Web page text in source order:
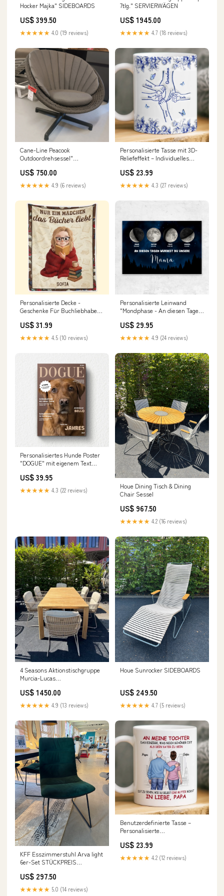
Hocker Majka" SIDEBOARDS
US$ 399.50
★★★★★ 4.0 (19 reviews)
7tlg." SERVIERWÄGEN
US$ 1945.00
★★★★★ 4.7 (18 reviews)
Cane-Line Peacook
Outdoordrehsessel"
US$ 750.00
★★★★★ 4.9 (6 reviews)
Personalisierte Tasse mit 3D-
Reliefeffekt – Individuelles
oder Oma – „Hand in Hand
durchs Leben“ Größe:325 ml
US$ 23.99
★★★★★ 4.3 (27 reviews)
Personalisierte Decke -
Geschenke Für Buchliebhaber,
Geschichten Zuhause Ist
Available Product:Sherpa
US$ 31.99
★★★★★ 4.5 (10 reviews)
Personalisierte Leinwand
"Mondphase - An diesen Tagen
Papatasse
US$ 29.95
★★★★★ 4.9 (24 reviews)
Personalisiertes Hunde Poster
"DOGUE" mit eigenem Text
US$ 39.95
★★★★★ 4.3 (22 reviews)
Houe Dining Tisch & Dining
Chair Sessel
US$ 967.50
★★★★★ 4.2 (16 reviews)
4 Seasons Aktionstischgruppe
Murcia-Lucas
US$ 1450.00
★★★★★ 4.9 (13 reviews)
Houe Sunrocker SIDEBOARDS
US$ 249.50
★★★★★ 4.7 (5 reviews)
KFF Esszimmerstuhl Arva light
6er-Set STÜCKPREIS
US$ 297.50
★★★★★ 5.0 (14 reviews)
Benutzerdefinierte Tasse –
Personalisierte
Mama, Papa, Tochter – Für
meine Tochter, immer in
meinem Herzen Ehefrau
US$ 23.99
★★★★★ 4.2 (12 reviews)